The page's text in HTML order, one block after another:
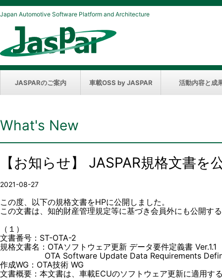
Japan Automotive Software Platform and Architecture
JASPARのご案内 車載OSS by JASPAR 活動内容と成
What's New
【お知らせ】 JASPAR規格文書を
2021-08-27
この度、以下の規格文書をHPに公開しました。
この文書は、知的財産管理規定等に基づき会員外にも公開す
（１）
文書番号：ST-OTA-2
規格文書名：OTAソフトウェア更新 データ要件定義書 Ver.1.1
OTA Software Update Data Requirements
作成WG：OTA技術 WG
文書概要：本文書は、車載ECUのソフトウェア更新に適用す